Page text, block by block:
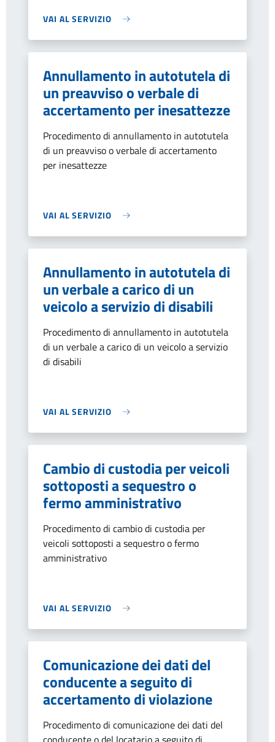
VAI AL SERVIZIO
Annullamento in autotutela di
un preavviso o verbale di
accertamento per inesattezze
Procedimento di annullamento in autotutela
di un preavviso o verbale di accertamento
per inesattezze
VAI AL SERVIZIO
Annullamento in autotutela di
un verbale a carico di un
veicolo a servizio di disabili
Procedimento di annullamento in autotutela
di un verbale a carico di un veicolo a servizio
di disabili
VAI AL SERVIZIO
Cambio di custodia per veicoli
sottoposti a sequestro o
fermo amministrativo
Procedimento di cambio di custodia per
veicoli sottoposti a sequestro o fermo
amministrativo
VAI AL SERVIZIO
Comunicazione dei dati del
conducente a seguito di
accertamento di violazione
Procedimento di comunicazione dei dati del